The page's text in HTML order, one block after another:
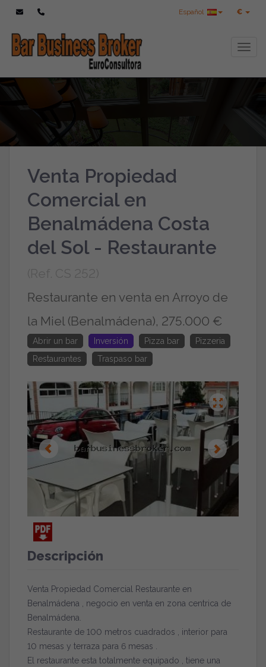
€
Español
Venta Propiedad
Comercial en
Benalmádena Costa
del Sol - Restaurante
Restaurante en venta en Arroyo de
la Miel (Benalmádena), 275.000 €
Abrir un bar Inversión Pizza bar
Pizzeria
Restaurantes
Traspaso bar
Descripción
Venta Propiedad Comercial Restaurante en
Benalmádena , negocio en venta en zona centrica de
Benalmádena.
Restaurante de 100 metros cuadrados , interior para
10 mesas y terraza para 6 mesas .
El restaurante esta totalmente equipado , tiene una